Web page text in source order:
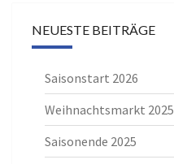
NEUESTE BEITRÄGE
Saisonstart 2026
Weihnachtsmarkt 2025
Saisonende 2025